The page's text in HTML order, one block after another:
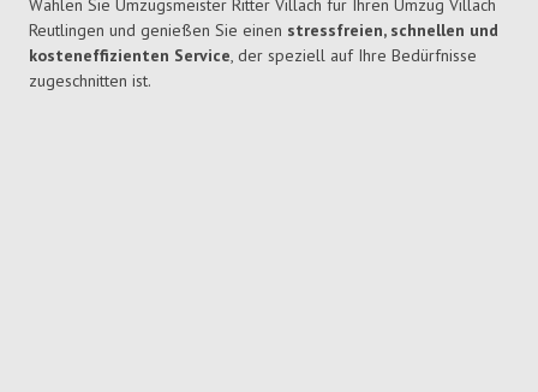
Wählen Sie Umzugsmeister Ritter Villach für Ihren Umzug Villach
Reutlingen und genießen Sie einen stressfreien, schnellen und
kosteneffizienten Service, der speziell auf Ihre Bedürfnisse
zugeschnitten ist.